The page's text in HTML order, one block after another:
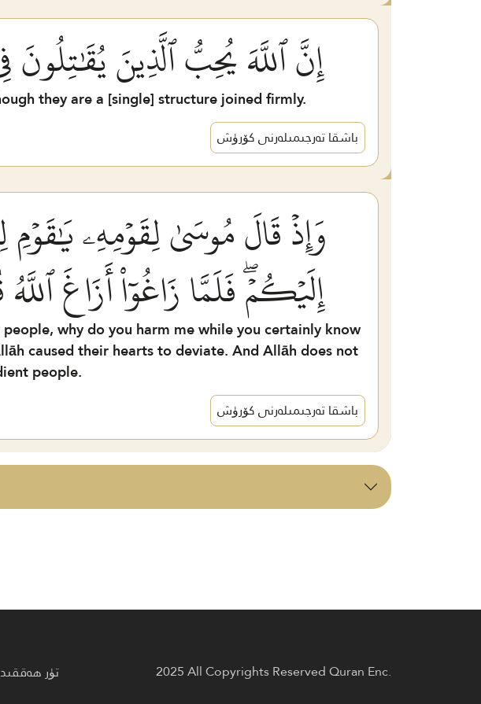
إِنَّ ٱللَّهَ يُحِبُّ ٱلَّذِينَ
they are a [single] structure joined firmly.
باشقا تەرجىمىلەرنى كۆرۈش
وَإِذۡ قَالَ مُوسَىٰ لِقَوۡمِهِۦ يَٰقَوۡمِ
إِلَيۡكُمۡۖ فَلَمَّا زَاغُوٓاْ أَزَاغَ
why do you harm me while you certainly know
caused their hearts to deviate. And Allāh does not
people.
باشقا تەرجىمىلەرنى كۆرۈش
تۈر 2025 All Copyrights Reserved Quran Enc.